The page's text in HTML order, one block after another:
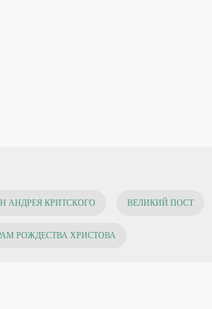
АНДРЕЯ КРИТСКОГО ВЕЛИКИЙ ПОСТ
РОЖДЕСТВА ХРИСТОВА